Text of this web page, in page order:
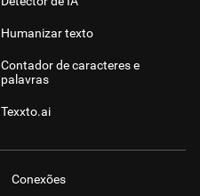
Humanizar texto
Contador de caracteres e
palavras
Texxto.ai
Conexões